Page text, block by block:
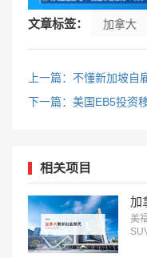
文章标签： 加拿大
上一篇：不懂新加坡自
下一篇：美国EB5投资
相关项目
加
美